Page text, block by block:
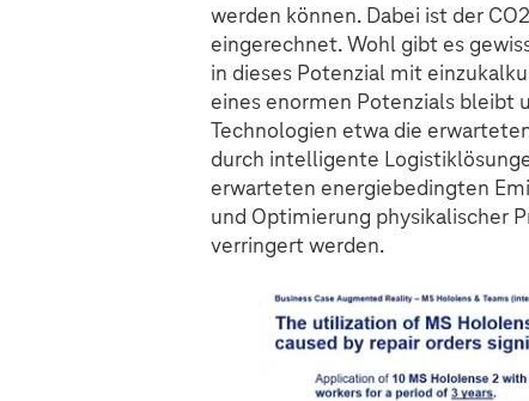
werden können. Dabei ist der
eingerechnet. Wohl gibt es
in dieses Potenzial mit
eines enormen Potenzials
Technologien etwa die
durch intelligente
erwarteten energiebedingten
und Optimierung physikalischer
verringert werden.